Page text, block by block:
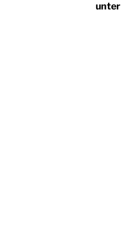
unter